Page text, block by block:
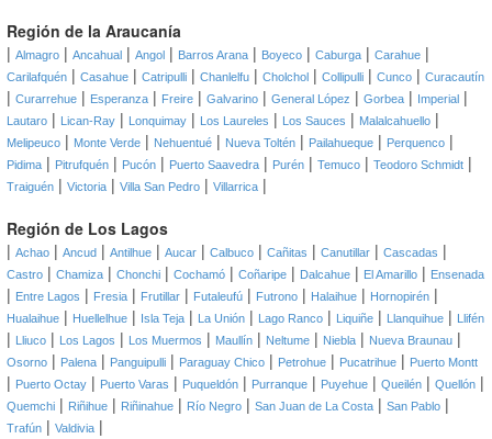
Región de la Araucanía
| Almagro | Ancahual | Angol | Barros Arana | Boyeco | Caburga | Carahue |
Carilafquén | Casahue | Catripulli | Chanlelfu | Cholchol | Collipulli | Cunco | Curacautín
| Curarrehue | Esperanza | Freire | Galvarino | General López | Gorbea | Imperial |
Lautaro | Lican-Ray | Lonquimay | Los Laureles | Los Sauces | Malalcahuello |
Melipeuco | Monte Verde | Nehuentué | Nueva Toltén | Pailahueque | Perquenco |
Pidima | Pitrufquén | Pucón | Puerto Saavedra | Purén | Temuco | Teodoro Schmidt |
Traiguén | Victoria | Villa San Pedro | Villarrica |
Región de Los Lagos
| Achao | Ancud | Antilhue | Aucar | Calbuco | Cañitas | Canutillar | Cascadas |
Castro | Chamiza | Chonchi | Cochamó | Coñaripe | Dalcahue | El Amarillo | Ensenada
| Entre Lagos | Fresia | Frutillar | Futaleufú | Futrono | Halaihue | Hornopirén |
Hualaihue | Huellelhue | Isla Teja | La Unión | Lago Ranco | Liquiñe | Llanquihue | Llifén
| Lliuco | Los Lagos | Los Muermos | Maullín | Neltume | Niebla | Nueva Braunau |
Osorno | Palena | Panguipulli | Paraguay Chico | Petrohue | Pucatrihue | Puerto Montt
| Puerto Octay | Puerto Varas | Puqueldón | Purranque | Puyehue | Queilén | Quellón |
Quemchi | Riñihue | Riñinahue | Río Negro | San Juan de La Costa | San Pablo |
Trafún | Valdivia |